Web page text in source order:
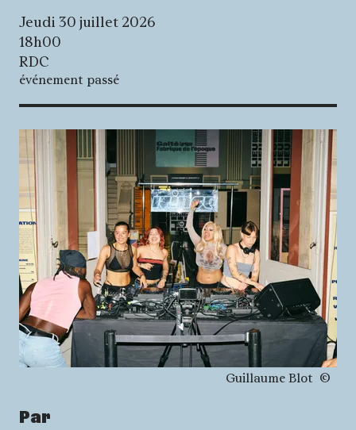
Jeudi 30 juillet 2026
18h00
RDC
événement passé
Droits réservés :
Guillaume Blot
Par